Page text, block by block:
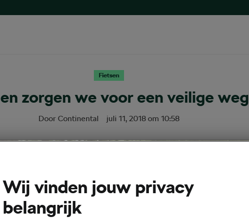
Fietsen
zorgen we voor een veilige weg
Door Continental juli 11, 2018 om 10:58
Wij vinden jouw privacy
belangrijk